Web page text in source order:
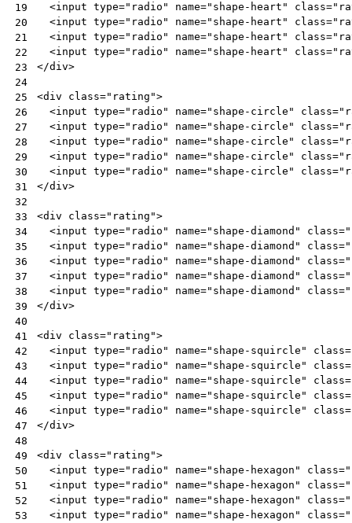
19
20
21
22
23
24
25
26
27
28
29
30
31
32
33
34
35
36
37
38
39
40
41
42
43
44
45
46
47
48
49
50
51
52
53
<input type="radio" name="shape-heart" class=
<input type="radio" name="shape-heart" class=
<input type="radio" name="shape-heart" class=
<input type="radio" name="shape-heart" class=
</div>
<div class="rating">
<input type="radio" name="shape-circle" class=
<input type="radio" name="shape-circle" class=
<input type="radio" name="shape-circle" class=
<input type="radio" name="shape-circle" class=
<input type="radio" name="shape-circle" class=
</div>
<div class="rating">
<input type="radio" name="shape-diamond" class=
<input type="radio" name="shape-diamond" class=
<input type="radio" name="shape-diamond" class=
<input type="radio" name="shape-diamond" class=
<input type="radio" name="shape-diamond" class=
</div>
<div class="rating">
<input type="radio" name="shape-squircle" class=
<input type="radio" name="shape-squircle" class=
<input type="radio" name="shape-squircle" class=
<input type="radio" name="shape-squircle" class=
<input type="radio" name="shape-squircle" class=
</div>
<div class="rating">
<input type="radio" name="shape-hexagon" class=
<input type="radio" name="shape-hexagon" class=
<input type="radio" name="shape-hexagon" class=
<input type="radio" name="shape-hexagon" class=